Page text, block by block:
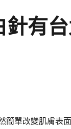
有
簡單改變肌膚表面